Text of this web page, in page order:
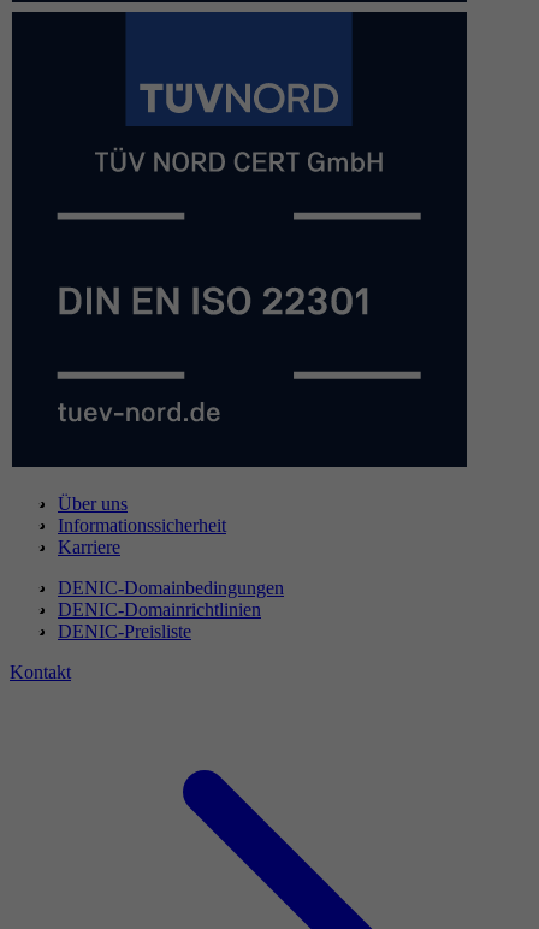
Über uns
Informationssicherheit
Karriere
DENIC-Domainbedingungen
DENIC-Domainrichtlinien
DENIC-Preisliste
Kontakt